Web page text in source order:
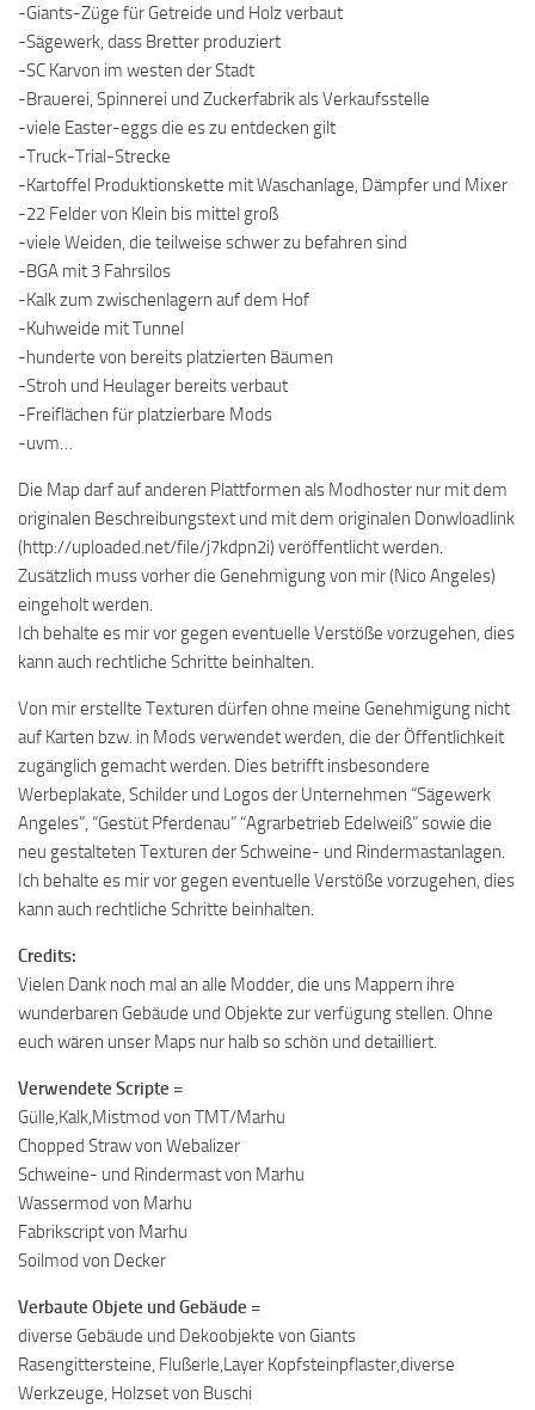
-Giants-Züge für Getreide und Holz verbaut
-Sägewerk, dass Bretter produziert
-SC Karvon im westen der Stadt
-Brauerei, Spinnerei und Zuckerfabrik als Verkaufsstelle
-viele Easter-eggs die es zu entdecken gilt
-Truck-Trial-Strecke
-Kartoffel Produktionskette mit Waschanlage, Dämpfer und Mixer
-22 Felder von Klein bis mittel groß
-viele Weiden, die teilweise schwer zu befahren sind
-BGA mit 3 Fahrsilos
-Kalk zum zwischenlagern auf dem Hof
-Kuhweide mit Tunnel
-hunderte von bereits platzierten Bäumen
-Stroh und Heulager bereits verbaut
-Freiflächen für platzierbare Mods
-uvm…
Die Map darf auf anderen Plattformen als Modhoster nur mit dem
originalen Beschreibungstext und mit dem originalen Donwloadlink
(http://uploaded.net/file/j7kdpn2i) veröffentlicht werden.
Zusätzlich muss vorher die Genehmigung von mir (Nico Angeles)
eingeholt werden.
Ich behalte es mir vor gegen eventuelle Verstöße vorzugehen, dies
kann auch rechtliche Schritte beinhalten.
Von mir erstellte Texturen dürfen ohne meine Genehmigung nicht
auf Karten bzw. in Mods verwendet werden, die der Öffentlichkeit
zugänglich gemacht werden. Dies betrifft insbesondere
Werbeplakate, Schilder und Logos der Unternehmen “Sägewerk
Angeles”, “Gestüt Pferdenau” “Agrarbetrieb Edelweiß” sowie die
neu gestalteten Texturen der Schweine- und Rindermastanlagen.
Ich behalte es mir vor gegen eventuelle Verstöße vorzugehen, dies
kann auch rechtliche Schritte beinhalten.
Credits:
Vielen Dank noch mal an alle Modder, die uns Mappern ihre
wunderbaren Gebäude und Objekte zur verfügung stellen. Ohne
euch wären unser Maps nur halb so schön und detailliert.
Verwendete Scripte =
Gülle,Kalk,Mistmod von TMT/Marhu
Chopped Straw von Webalizer
Schweine- und Rindermast von Marhu
Wassermod von Marhu
Fabrikscript von Marhu
Soilmod von Decker
Verbaute Objete und Gebäude =
diverse Gebäude und Dekoobjekte von Giants
Rasengittersteine, Flußerle,Layer Kopfsteinpflaster,diverse
Werkzeuge, Holzset von Buschi